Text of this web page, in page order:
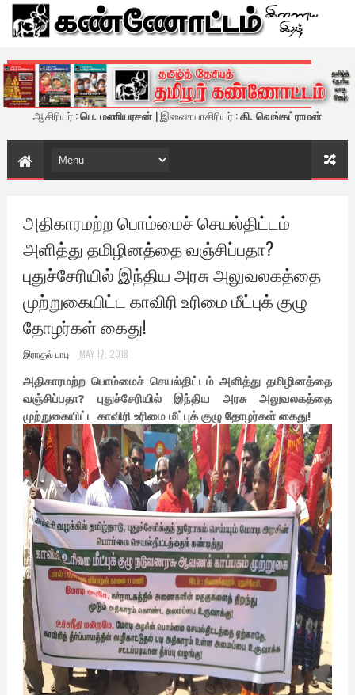
கண்ணோட்டம் - இணைய இதழ்
ஆசிரியர் :பெ. மணியரசன் | இணையாசிரியர் :கி. வெங்கட்ராமன்
அதிகாரமற்ற பொம்மைச் செயல்திட்டம்
அளித்து தமிழினத்தை வஞ்சிப்பதா?
புதுச்சேரியில் இந்திய அரசு அலுவலகத்தை
முற்றுகையிட்ட காவிரி உரிமை மீட்புக் குழு
தோழர்கள் கைது!
இராகுல் பாபு MAY 17, 2018
அதிகாரமற்ற பொம்மைச் செயல்திட்டம் அளித்து தமிழினத்தை
வஞ்சிப்பதா? புதுச்சேரியில் இந்திய அரசு அலுவலகத்தை
முற்றுகையிட்ட காவிரி உரிமை மீட்புக் குழு தோழர்கள் கைது!